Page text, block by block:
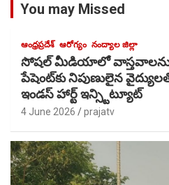
You may Missed
ఆంధ్రప్రదేశ్ ఆరోగ్యం నంద్యాల జిల్లా
సోషల్ మీడియాలో వాస్తవాలను
పేషెంట్‌కు నిపుణులైన
ఇండస్ హార్ట్ ఇన్స్టిట్యూట్
4 June 2026 prajatv